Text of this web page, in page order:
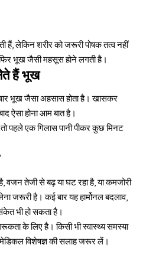
लेकिन शरीर को जरूरी पोषक तत्व नहीं
भूख जैसी महसूस होने लगती है।
हैं भूख
बार भूख जैसा अहसास होता है। खासकर
ऐसा होना आम बात है।
एक गिलास पानी पीकर कुछ मिनट
वजन तेजी से बढ़ या घट रहा है, या कमजोरी
जरूरी है। कई बार यह हार्मोनल बदलाव,
भी हो सकता है।
के लिए है। किसी भी स्वास्थ्य समस्या
मेडिकल विशेषज्ञ की सलाह जरूर लें।